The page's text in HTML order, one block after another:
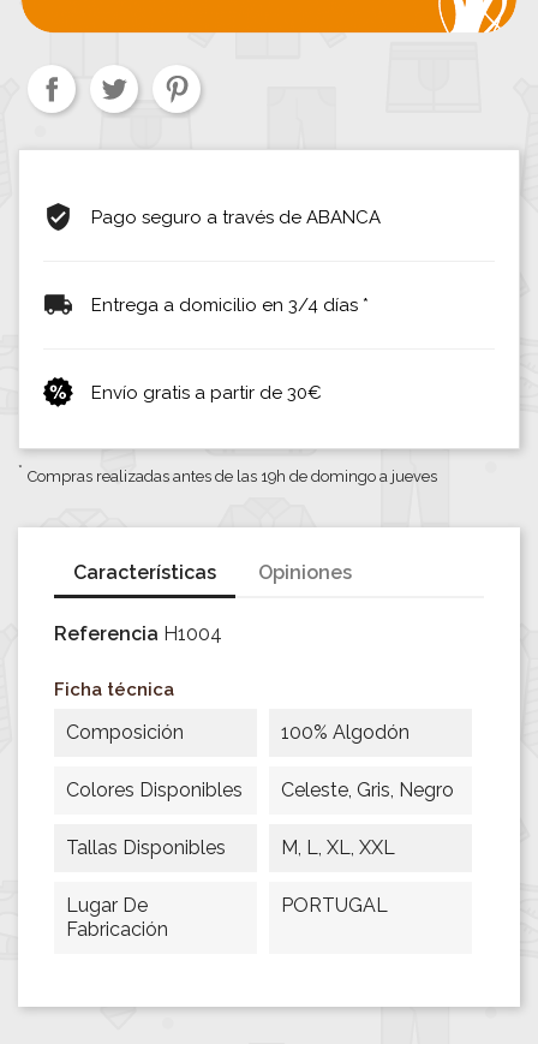
Pago seguro a través de ABANCA
Entrega a domicilio en 3/4 días *
Envío gratis a partir de 30€
* Compras realizadas antes de las 19h de domingo a jueves
Características Opiniones
Referencia H1004
Ficha técnica
Composición 100% Algodón
Colores Disponibles Celeste, Gris, Negro
Tallas Disponibles M, L, XL, XXL
Lugar De
Fabricación
PORTUGAL